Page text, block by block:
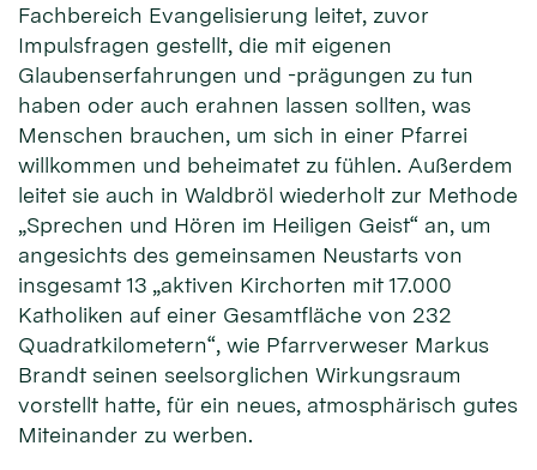
Fachbereich Evangelisierung leitet, zuvor
Impulsfragen gestellt, die mit eigenen
Glaubenserfahrungen und -prägungen zu tun
haben oder auch erahnen lassen sollten, was
Menschen brauchen, um sich in einer Pfarrei
willkommen und beheimatet zu fühlen. Außerdem
leitet sie auch in Waldbröl wiederholt zur Methode
„Sprechen und Hören im Heiligen Geist“ an, um
angesichts des gemeinsamen Neustarts von
insgesamt 13 „aktiven Kirchorten mit 17.000
Katholiken auf einer Gesamtfläche von 232
Quadratkilometern“, wie Pfarrverweser Markus
Brandt seinen seelsorglichen Wirkungsraum
vorstellt hatte, für ein neues, atmosphärisch gutes
Miteinander zu werben.